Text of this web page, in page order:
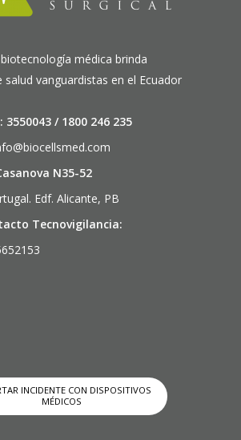
médica brinda
salud vanguardistas en el Ecuador
3550043 / 1800 246 235
N35-52
Edf. Alicante, PB
Tecnovigilancia:
INCIDENTE CON DISPOSITIVOS
MÉDICOS